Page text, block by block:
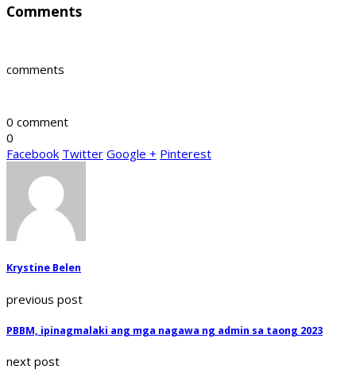
Comments
comments
0 comment
0
Facebook Twitter Google + Pinterest
Krystine Belen
previous post
PBBM, ipinagmalaki ang mga nagawa ng admin sa taong 2023
next post